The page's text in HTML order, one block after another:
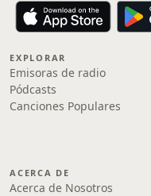
EXPLORAR
Emisoras de radio
Pódcasts
Canciones Populares
ACERCA DE
Acerca de Nosotros